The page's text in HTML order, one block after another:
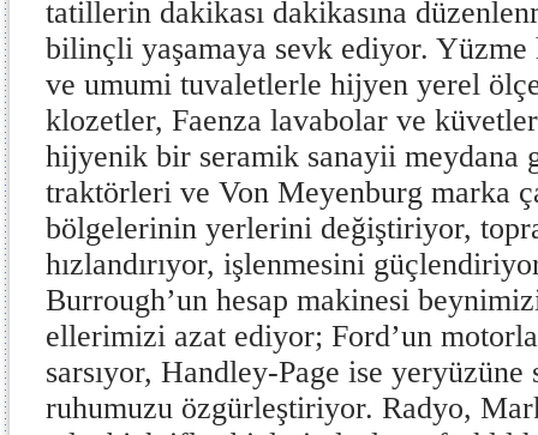
tatillerin dakikası dakikasına
bilinçli yaşamaya sevk ediyor. Yüzme
ve umumi tuvaletlerle hijyen yerel
klozetler, Faenza lavabolar ve
hijyenik bir seramik sanayii meydana
traktörleri ve Von Meyenburg marka
bölgelerinin yerlerini değiştiriyor,
hızlandırıyor, işlenmesini
Burrough’un hesap makinesi
ellerimizi azat ediyor; Ford’un
sarsıyor, Handley-Page ise yeryüzüne
ruhumuzu özgürleştiriyor. Radyo,